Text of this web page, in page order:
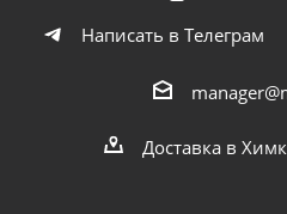
Написать в Телеграм
Доставка в